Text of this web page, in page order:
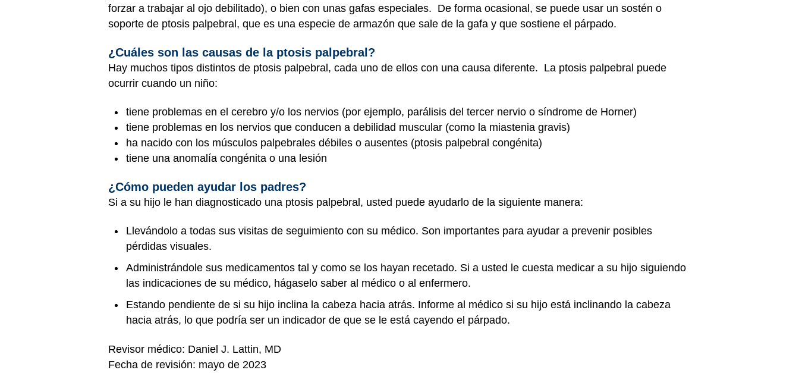
forzar a trabajar al ojo debilitado), o bien con unas gafas especiales. De forma ocasional, se puede usar un sostén o
soporte de ptosis palpebral, que es una especie de armazón que sale de la gafa y que sostiene el párpado.
¿Cuáles son las causas de la ptosis palpebral?
Hay muchos tipos distintos de ptosis palpebral, cada uno de ellos con una causa diferente. La ptosis palpebral puede
ocurrir cuando un niño:
tiene problemas en el cerebro y/o los nervios (por ejemplo, parálisis del tercer nervio o síndrome de Horner)
tiene problemas en los nervios que conducen a debilidad muscular (como la miastenia gravis)
ha nacido con los músculos palpebrales débiles o ausentes (ptosis palpebral congénita)
tiene una anomalía congénita o una lesión
¿Cómo pueden ayudar los padres?
Si a su hijo le han diagnosticado una ptosis palpebral, usted puede ayudarlo de la siguiente manera:
Llevándolo a todas sus visitas de seguimiento con su médico. Son importantes para ayudar a prevenir posibles
pérdidas visuales.
Administrándole sus medicamentos tal y como se los hayan recetado. Si a usted le cuesta medicar a su hijo siguiendo
las indicaciones de su médico, hágaselo saber al médico o al enfermero.
Estando pendiente de si su hijo inclina la cabeza hacia atrás. Informe al médico si su hijo está inclinando la cabeza
hacia atrás, lo que podría ser un indicador de que se le está cayendo el párpado.
Revisor médico: Daniel J. Lattin, MD
Fecha de revisión: mayo de 2023